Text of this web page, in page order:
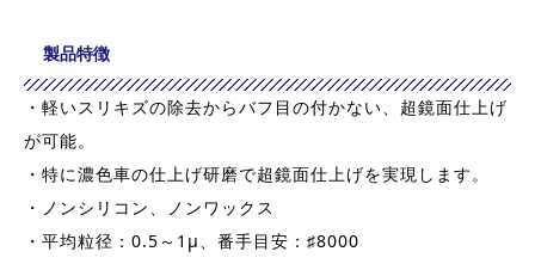
製品特徴
・軽いスリキズの除去からバフ目の付かない、超鏡面仕上げ
が可能。
・特に濃色車の仕上げ研磨で超鏡面仕上げを実現します。
・ノンシリコン、ノンワックス
・平均粒径：0.5～1μ、番手目安：♯8000